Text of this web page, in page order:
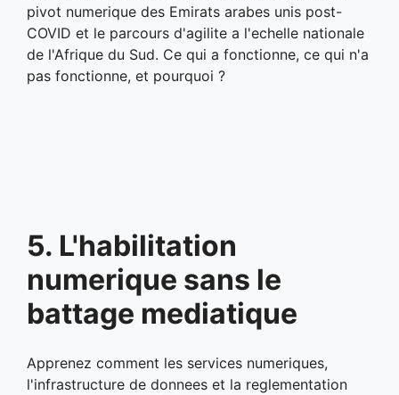
pivot numerique des Emirats arabes unis post-
COVID et le parcours d'agilite a l'echelle nationale
de l'Afrique du Sud. Ce qui a fonctionne, ce qui n'a
pas fonctionne, et pourquoi ?
5. L'habilitation
numerique sans le
battage mediatique
Apprenez comment les services numeriques,
l'infrastructure de donnees et la reglementation